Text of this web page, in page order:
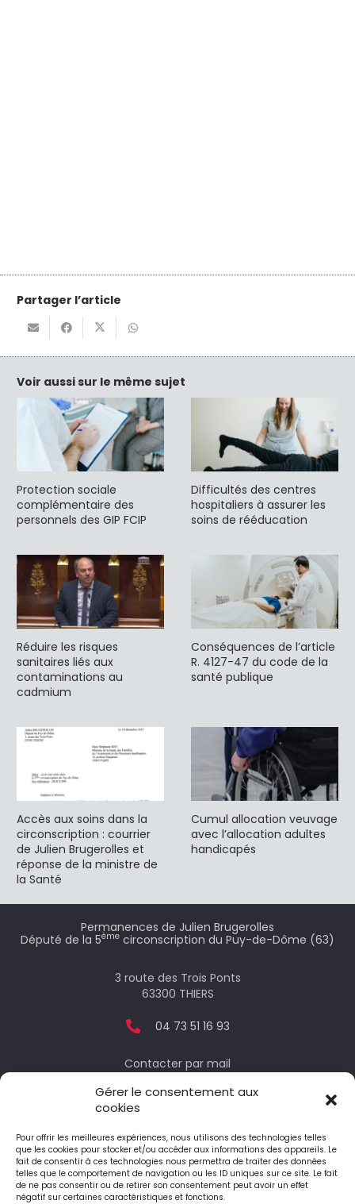
Gérer le consentement aux
cookies
Pour offrir les meilleures expériences, nous utilisons des technologies telles
que les cookies pour stocker et/ou accéder aux informations des appareils. Le
fait de consentir à ces technologies nous permettra de traiter des données
telles que le comportement de navigation ou les ID uniques sur ce site. Le fait
de ne pas consentir ou de retirer son consentement peut avoir un effet
négatif sur certaines caractéristiques et fonctions.
Partager l’article
Voir aussi sur le même sujet
Protection sociale
complémentaire des
personnels des GIP FCIP
Difficultés des centres
hospitaliers à assurer les
soins de rééducation
Réduire les risques
sanitaires liés aux
contaminations au
cadmium
Conséquences de l’article
R. 4127-47 du code de la
santé publique
Accès aux soins dans la
circonscription : courrier
de Julien Brugerolles et
réponse de la ministre de
la Santé
Cumul allocation veuvage
avec l’allocation adultes
handicapés
Permanences de Julien Brugerolles
Député de la 5ème circonscription du Puy-de-Dôme (63)
3 route des Trois Ponts
63300 THIERS
04 73 51 16 93
Contacter par mail
Votre député
Le député honoraire